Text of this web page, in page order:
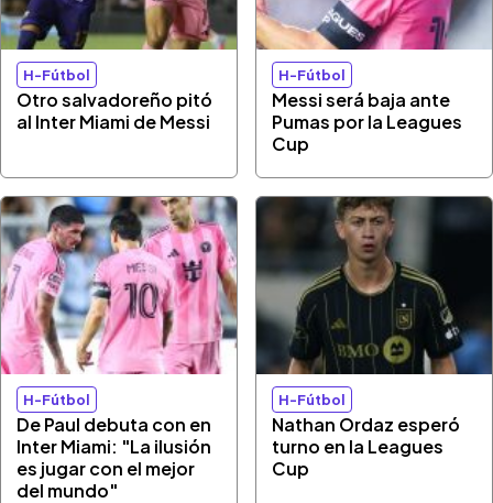
H-Fútbol
Otro salvadoreño pitó
al Inter Miami de Messi
H-Fútbol
Messi será baja ante
Pumas por la Leagues
Cup
H-Fútbol
De Paul debuta con en
Inter Miami: "La ilusión
es jugar con el mejor
del mundo"
H-Fútbol
Nathan Ordaz esperó
turno en la Leagues
Cup